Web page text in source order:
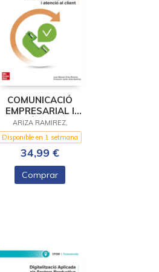
COMUNICACIÓ
EMPRESARIAL I
ATENCIÓ AL CLIENT
ARIZA RAMIREZ,
Disponible en 1 setmana
34,99 €
Comprar